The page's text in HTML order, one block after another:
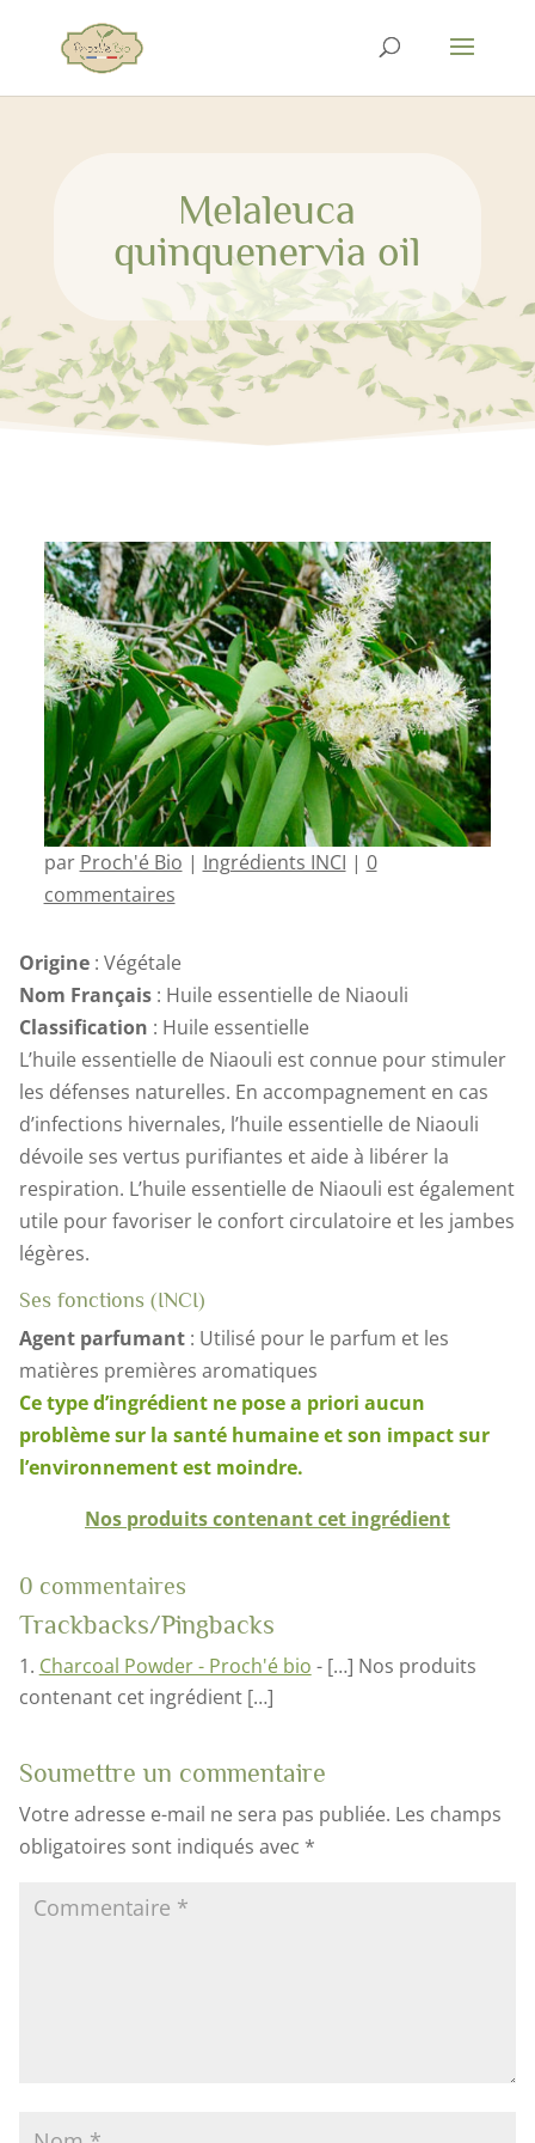
Melaleuca
quinquenervia oil
par Proch'é Bio | Ingrédients INCI | 0
commentaires
Origine: Végétale
Nom Français: Huile essentielle de Niaouli
Classification : Huile essentielle
L’huile essentielle de Niaouli est connue pour stimuler
les défenses naturelles. En accompagnement en cas
d’infections hivernales, l’huile essentielle de Niaouli
dévoile ses vertus purifiantes et aide à libérer la
respiration. L’huile essentielle de Niaouli est également
utile pour favoriser le confort circulatoire et les jambes
légères.
Ses fonctions (INCI)
Agent parfumant: Utilisé pour le parfum et les
matières premières aromatiques
Ce type d’ingrédient ne pose a priori aucun
problème sur la santé humaine et son impact sur
l’environnement est moindre.
Nos produits contenant cet ingrédient
0 commentaires
Trackbacks/Pingbacks
Charcoal Powder - Proch'é bio - […] Nos produits
contenant cet ingrédient […]
Soumettre un commentaire
Votre adresse e-mail ne sera pas publiée. Les champs
obligatoires sont indiqués avec *